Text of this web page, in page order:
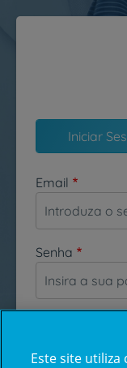
Passar para o
Iniciar
Email
Senha
Este site